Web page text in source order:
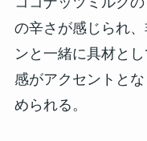
の辛さが感じられ
ンと一緒に具材と
感がアクセントと
められる。